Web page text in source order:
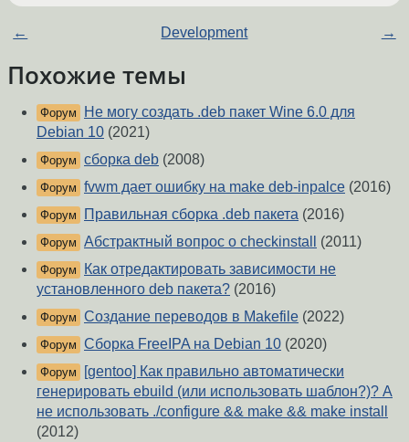
← Development →
Похожие темы
Форум
Не могу создать .deb пакет Wine 6.0 для
Debian 10 (2021)
Форум сборка deb (2008)
Форум fvwm дает ошибку на make deb-inpalce (2016)
Форум Правильная сборка .deb пакета (2016)
Форум Абстрактный вопрос о checkinstall (2011)
Форум
Как отредактировать зависимости не
установленного deb пакета? (2016)
Форум Создание переводов в Makefile (2022)
Форум Сборка FreeIPA на Debian 10 (2020)
Форум
[gentoo] Как правильно автоматически
генерировать ebuild (или использовать шаблон?)? А
не использовать ./configure && make && make install
(2012)